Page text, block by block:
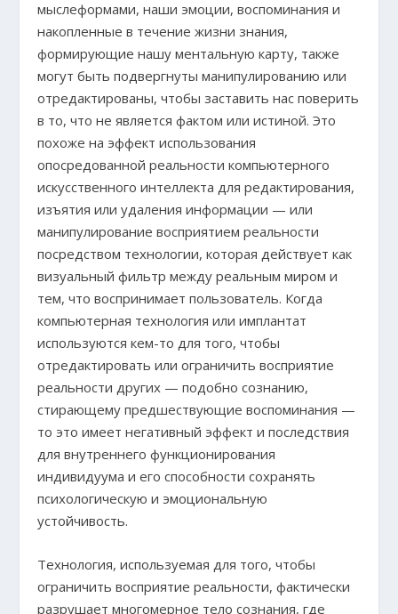
мыслеформами, наши эмоции, воспоминания и
накопленные в течение жизни знания,
формирующие нашу ментальную карту, также
могут быть подвергнуты манипулированию или
отредактированы, чтобы заставить нас поверить
в то, что не является фактом или истиной. Это
похоже на эффект использования
опосредованной реальности компьютерного
искусственного интеллекта для редактирования,
изъятия или удаления информации — или
манипулирование восприятием реальности
посредством технологии, которая действует как
визуальный фильтр между реальным миром и
тем, что воспринимает пользователь. Когда
компьютерная технология или имплантат
используются кем-то для того, чтобы
отредактировать или ограничить восприятие
реальности других — подобно сознанию,
стирающему предшествующие воспоминания —
то это имеет негативный эффект и последствия
для внутреннего функционирования
индивидуума и его способности сохранять
психологическую и эмоциональную
устойчивость.
Технология, используемая для того, чтобы
ограничить восприятие реальности, фактически
разрушает многомерное тело сознания, где